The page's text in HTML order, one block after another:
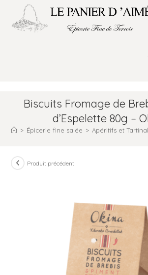
Biscuits Fromage de
d’Espelette 80g –
> Épicerie fine salée > Apéritifs et
Produit précédent